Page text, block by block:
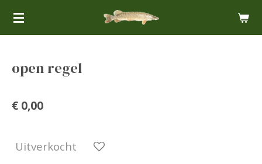
Ga
hoofdinhoud
open regel
€ 0,00
Uitverkocht